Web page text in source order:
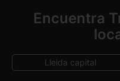
Encuentra
Lleida capital